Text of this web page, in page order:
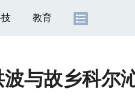
教育
与故乡科尔